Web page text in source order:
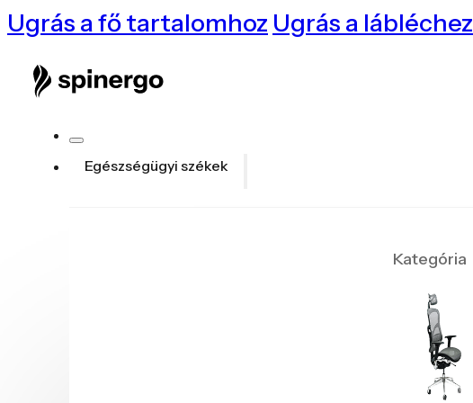
Ugrás a fő tartalomhoz Ugrás a lábléchez
Egészségügyi székek
Kategória